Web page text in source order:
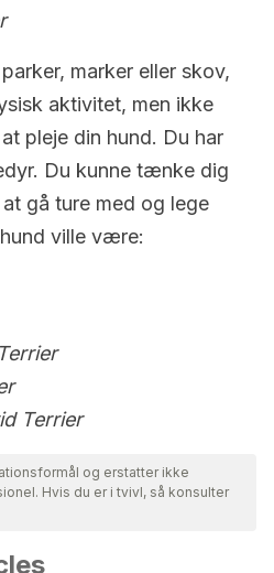
marker eller skov,
aktivitet, men ikke
pleje din hund. Du har
Du kunne tænke dig
gå ture med og lege
ville være:
Terrier
og erstatter ikke
Hvis du er i tvivl, så konsulter